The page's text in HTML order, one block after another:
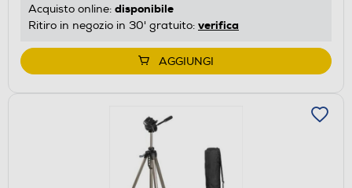
Acquisto online: disponibile
Ritiro in negozio in 30' gratuito: verifica
AGGIUNGI